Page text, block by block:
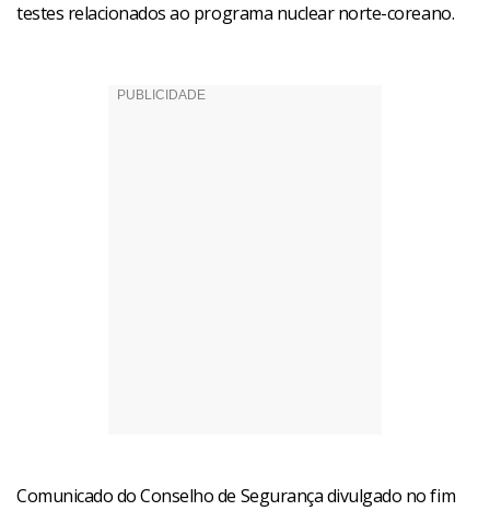
testes relacionados ao programa nuclear norte-coreano.
Comunicado do Conselho de Segurança divulgado no fim